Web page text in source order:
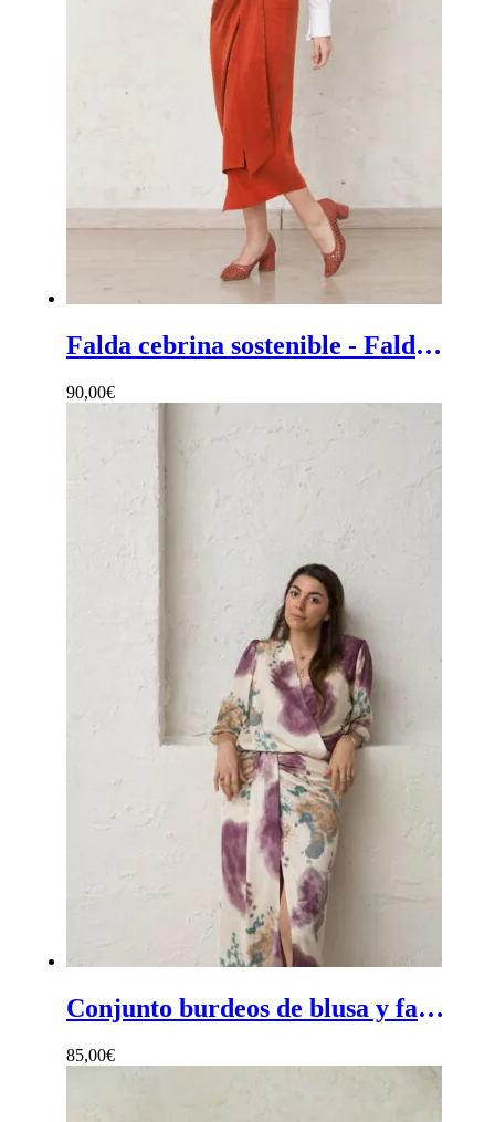
Falda cebrina sostenible - Falda midi invitada boda cruzada en color rojo con nudo en cintura
90,00€
Conjunto burdeos de blusa y falda - Conjunto mujer ceremonia en tonos burdeos, verdes y crema
85,00€